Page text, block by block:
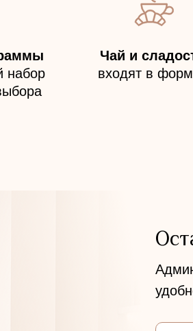
набор
Чай и
входят в